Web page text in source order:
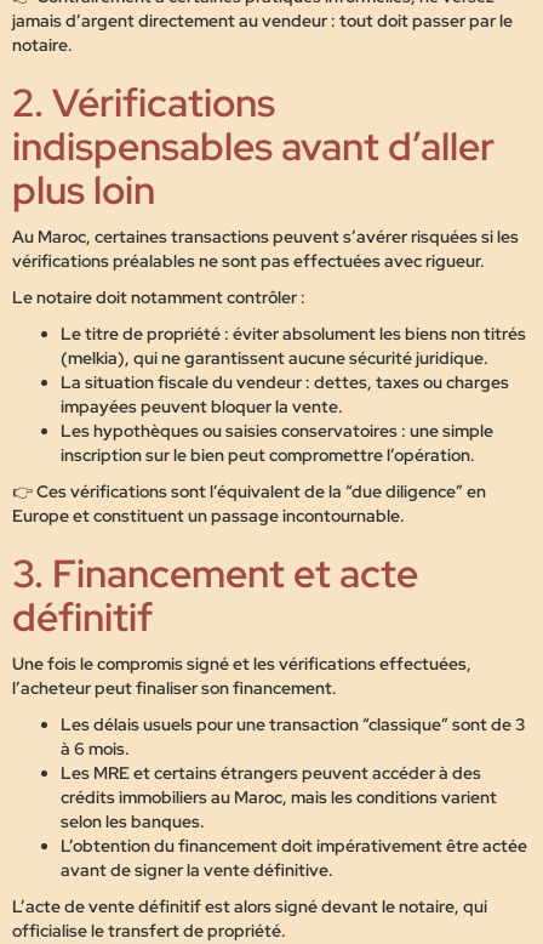
jamais d’argent directement au vendeur : tout doit passer par le
notaire.
2. Vérifications
indispensables avant d’aller
plus loin
Au Maroc, certaines transactions peuvent s’avérer risquées si les
vérifications préalables ne sont pas effectuées avec rigueur.
Le notaire doit notamment contrôler :
Le titre de propriété : éviter absolument les biens non titrés
(melkia), qui ne garantissent aucune sécurité juridique.
La situation fiscale du vendeur : dettes, taxes ou charges
impayées peuvent bloquer la vente.
Les hypothèques ou saisies conservatoires : une simple
inscription sur le bien peut compromettre l’opération.
👉 Ces vérifications sontl’équivalent de la “due diligence” en
Europeet constituent un passage incontournable.
3. Financement et acte
définitif
Une fois le compromis signé et les vérifications effectuées,
l’acheteur peut finaliser son financement.
Les délais usuels pour une transaction “classique” sont de3
à 6 mois.
Les MRE et certains étrangerspeuvent accéder à des
crédits immobiliers au Maroc, mais les conditions varient
selon les banques.
L’obtention du financement doit impérativement être actée
avant de signer la vente définitive.
L’acte de vente définitifest alors signé devant le notaire, qui
officialise le transfert de propriété.